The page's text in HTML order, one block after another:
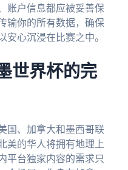
账户信息都应被妥善保
输你的所有数据，确保
安心沉浸在比赛之中。
世界杯的完
国、加拿大和墨西哥联
美的华人将拥有地理上
平台独家内容的需求只